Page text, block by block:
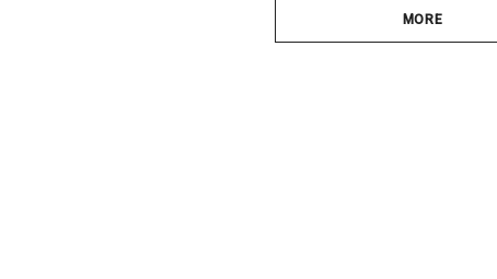
MORE